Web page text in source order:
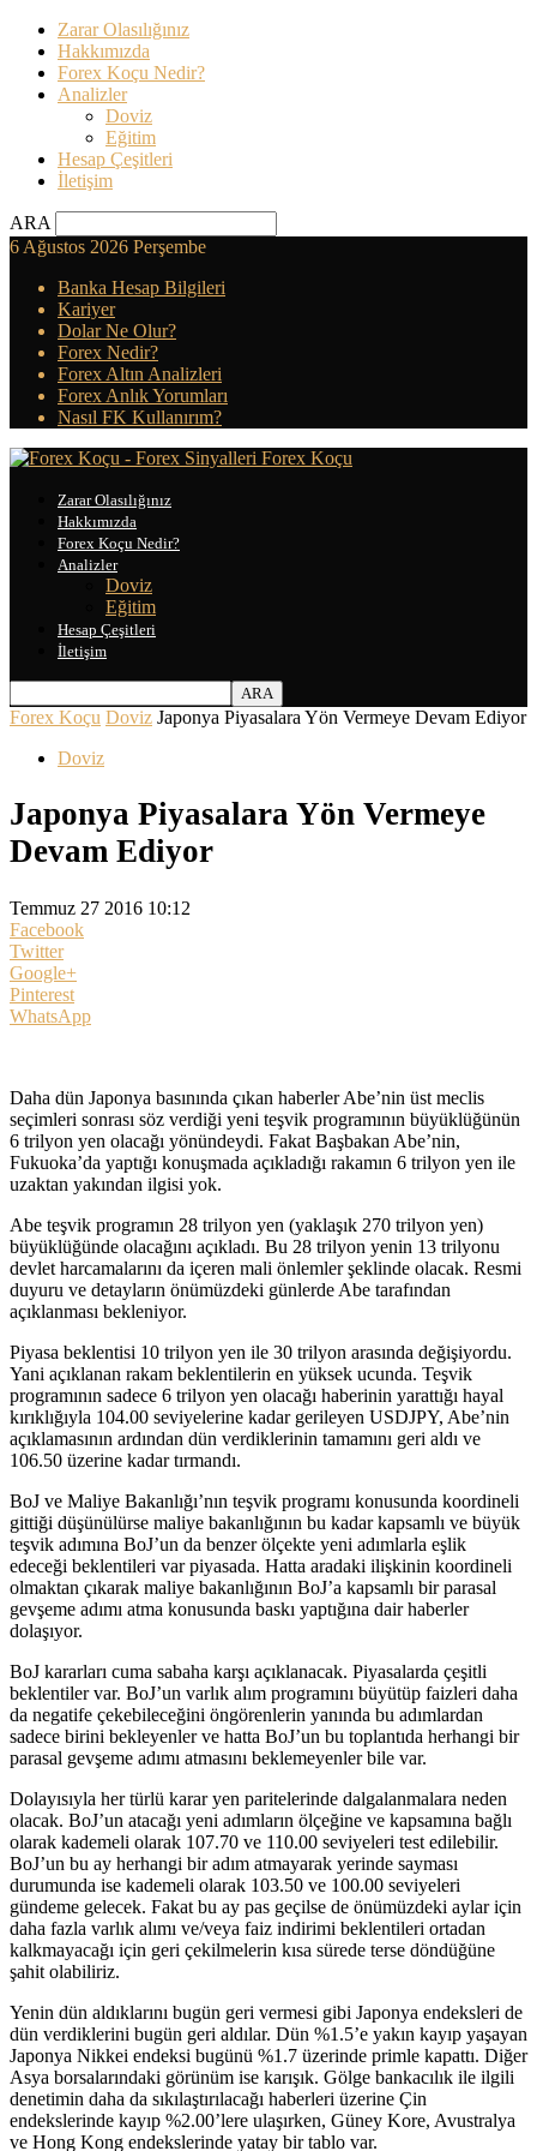
Zarar Olasılığınız
Hakkımızda
Forex Koçu Nedir?
Analizler
Doviz
Eğitim
Hesap Çeşitleri
İletişim
ARA
6 Ağustos 2026 Perşembe
Banka Hesap Bilgileri
Kariyer
Dolar Ne Olur?
Forex Nedir?
Forex Altın Analizleri
Forex Anlık Yorumları
Nasıl FK Kullanırım?
Forex Koçu
Zarar Olasılığınız
Hakkımızda
Forex Koçu Nedir?
Analizler
Doviz
Eğitim
Hesap Çeşitleri
İletişim
Forex Koçu Doviz Japonya Piyasalara Yön Vermeye Devam Ediyor
Doviz
Japonya Piyasalara Yön Vermeye
Devam Ediyor
Temmuz 27 2016 10:12
Facebook
Twitter
Google+
Pinterest
WhatsApp
Daha dün Japonya basınında çıkan haberler Abe’nin üst meclis
seçimleri sonrası söz verdiği yeni teşvik programının büyüklüğünün
6 trilyon yen olacağı yönündeydi. Fakat Başbakan Abe’nin,
Fukuoka’da yaptığı konuşmada açıkladığı rakamın 6 trilyon yen ile
uzaktan yakından ilgisi yok.
Abe teşvik programın 28 trilyon yen (yaklaşık 270 trilyon yen)
büyüklüğünde olacağını açıkladı. Bu 28 trilyon yenin 13 trilyonu
devlet harcamalarını da içeren mali önlemler şeklinde olacak. Resmi
duyuru ve detayların önümüzdeki günlerde Abe tarafından
açıklanması bekleniyor.
Piyasa beklentisi 10 trilyon yen ile 30 trilyon arasında değişiyordu.
Yani açıklanan rakam beklentilerin en yüksek ucunda. Teşvik
programının sadece 6 trilyon yen olacağı haberinin yarattığı hayal
kırıklığıyla 104.00 seviyelerine kadar gerileyen USDJPY, Abe’nin
açıklamasının ardından dün verdiklerinin tamamını geri aldı ve
106.50 üzerine kadar tırmandı.
BoJ ve Maliye Bakanlığı’nın teşvik programı konusunda koordineli
gittiği düşünülürse maliye bakanlığının bu kadar kapsamlı ve büyük
teşvik adımına BoJ’un da benzer ölçekte yeni adımlarla eşlik
edeceği beklentileri var piyasada. Hatta aradaki ilişkinin koordineli
olmaktan çıkarak maliye bakanlığının BoJ’a kapsamlı bir parasal
gevşeme adımı atma konusunda baskı yaptığına dair haberler
dolaşıyor.
BoJ kararları cuma sabaha karşı açıklanacak. Piyasalarda çeşitli
beklentiler var. BoJ’un varlık alım programını büyütüp faizleri daha
da negatife çekebileceğini öngörenlerin yanında bu adımlardan
sadece birini bekleyenler ve hatta BoJ’un bu toplantıda herhangi bir
parasal gevşeme adımı atmasını beklemeyenler bile var.
Dolayısıyla her türlü karar yen paritelerinde dalgalanmalara neden
olacak. BoJ’un atacağı yeni adımların ölçeğine ve kapsamına bağlı
olarak kademeli olarak 107.70 ve 110.00 seviyeleri test edilebilir.
BoJ’un bu ay herhangi bir adım atmayarak yerinde sayması
durumunda ise kademeli olarak 103.50 ve 100.00 seviyeleri
gündeme gelecek. Fakat bu ay pas geçilse de önümüzdeki aylar için
daha fazla varlık alımı ve/veya faiz indirimi beklentileri ortadan
kalkmayacağı için geri çekilmelerin kısa sürede terse döndüğüne
şahit olabiliriz.
Yenin dün aldıklarını bugün geri vermesi gibi Japonya endeksleri de
dün verdiklerini bugün geri aldılar. Dün %1.5’e yakın kayıp yaşayan
Japonya Nikkei endeksi bugünü %1.7 üzerinde primle kapattı. Diğer
Asya borsalarındaki görünüm ise karışık. Gölge bankacılık ile ilgili
denetimin daha da sıkılaştırılacağı haberleri üzerine Çin
endekslerinde kayıp %2.00’lere ulaşırken, Güney Kore, Avustralya
ve Hong Kong endekslerinde yatay bir tablo var.